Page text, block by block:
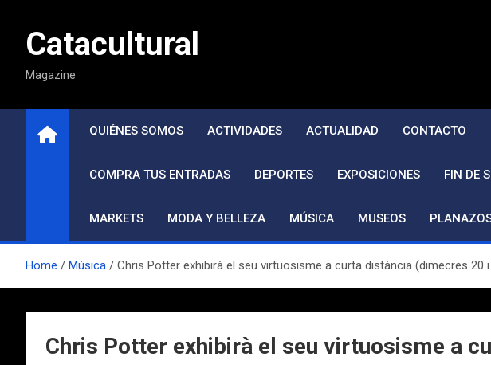
contenidoCatacultural
Magazine
QUIÉNES SOMOS ACTIVIDADES ACTUALIDAD CONTACTO
COMPRA TUS ENTRADAS DEPORTES EXPOSICIONES FIN DE
MARKETS MODA Y BELLEZA MÚSICA MUSEOS
Home Música Chris Potter exhibirà el seu virtuosisme a curta distància (dimecres 20 i
Chris Potter exhibirà el seu virtuosisme a